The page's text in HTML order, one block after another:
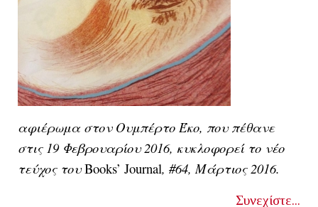
αφιέρωμα στον Ουμπέρτο Έκο, που πέθανε
στις 19 Φεβρουαρίου 2016, κυκλοφορεί το νέο
τεύχος τουBooks’ Journal, #64, Μάρτιος 2016.
Συνεχίστε...